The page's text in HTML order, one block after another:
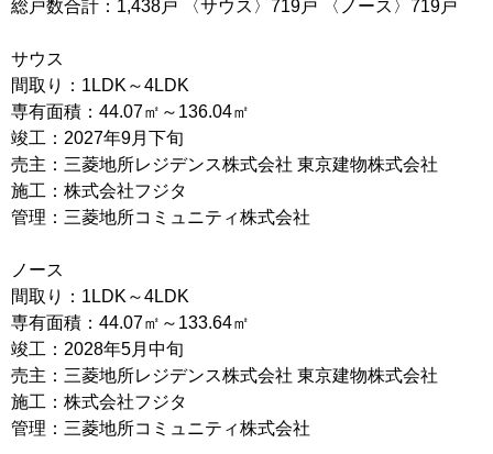
総戸数合計：1,438戸 〈サウス〉719戸 〈ノース〉719戸
サウス
間取り：1LDK～4LDK
専有面積：44.07㎡～136.04㎡
竣工：2027年9月下旬
売主：三菱地所レジデンス株式会社 東京建物株式会社
施工：株式会社フジタ
管理：三菱地所コミュニティ株式会社
ノース
間取り：1LDK～4LDK
専有面積：44.07㎡～133.64㎡
竣工：2028年5月中旬
売主：三菱地所レジデンス株式会社 東京建物株式会社
施工：株式会社フジタ
管理：三菱地所コミュニティ株式会社